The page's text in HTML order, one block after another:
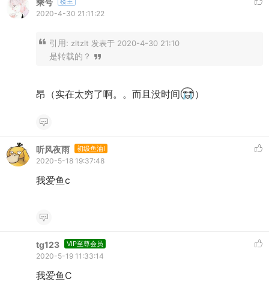
乘号
2020-4-30 21:11:22
引用: zltzlt 发表于 2020-4-30 21:10
是转载的？
昂（实在太穷了啊。。而且没时间 ）
听风夜雨 初级鱼油I
2020-5-18 19:37:48
我爱鱼c
tg123 VIP至尊会员
2020-5-19 11:33:14
我爱鱼C